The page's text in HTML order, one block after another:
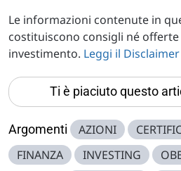
Le informazioni contenute in
costituiscono consigli né offerte
investimento. Leggi il Disclaimer
Ti è piaciuto questo
Argomenti AZIONI
FINANZA
INVESTING